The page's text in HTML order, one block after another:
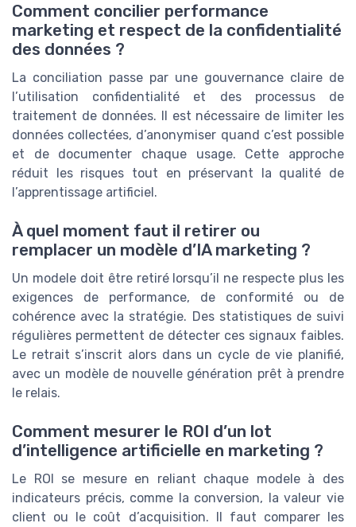
Comment concilier performance
marketing et respect de la confidentialité
des données ?
La conciliation passe par une gouvernance claire de
l’utilisation confidentialité et des processus de
traitement de données. Il est nécessaire de limiter les
données collectées, d’anonymiser quand c’est possible
et de documenter chaque usage. Cette approche
réduit les risques tout en préservant la qualité de
l’apprentissage artificiel.
À quel moment faut il retirer ou
remplacer un modèle d’IA marketing ?
Un modele doit être retiré lorsqu’il ne respecte plus les
exigences de performance, de conformité ou de
cohérence avec la stratégie. Des statistiques de suivi
régulières permettent de détecter ces signaux faibles.
Le retrait s’inscrit alors dans un cycle de vie planifié,
avec un modèle de nouvelle génération prêt à prendre
le relais.
Comment mesurer le ROI d’un lot
d’intelligence artificielle en marketing ?
Le ROI se mesure en reliant chaque modele à des
indicateurs précis, comme la conversion, la valeur vie
client ou le coût d’acquisition. Il faut comparer les